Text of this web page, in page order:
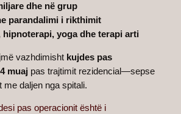
dhe në grup
parandalimi i rikthimit
hipnoterapi, yoga dhe terapi arti
vazhdimisht kujdes pas
muaj pas trajtimit rezidencial—sepse
me daljen nga spitali.
pas operacionit është i